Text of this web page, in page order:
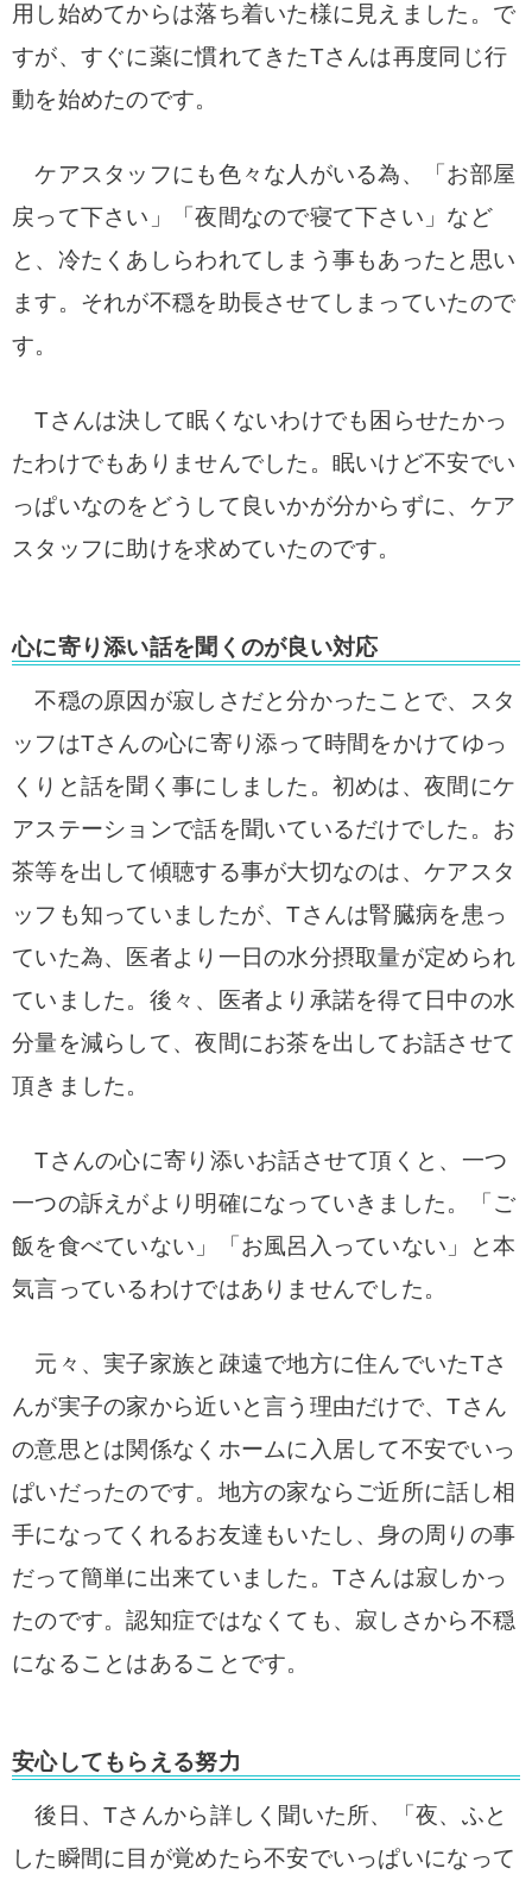
用し始めてからは落ち着いた様に見えました。で
すが、すぐに薬に慣れてきたTさんは再度同じ行
動を始めたのです。
ケアスタッフにも色々な人がいる為、「お部屋
戻って下さい」「夜間なので寝て下さい」など
と、冷たくあしらわれてしまう事もあったと思い
ます。それが不穏を助長させてしまっていたので
す。
Tさんは決して眠くないわけでも困らせたかっ
たわけでもありませんでした。眠いけど不安でい
っぱいなのをどうして良いかが分からずに、ケア
スタッフに助けを求めていたのです。
心に寄り添い話を聞くのが良い対応
不穏の原因が寂しさだと分かったことで、スタ
ッフはTさんの心に寄り添って時間をかけてゆっ
くりと話を聞く事にしました。初めは、夜間にケ
アステーションで話を聞いているだけでした。お
茶等を出して傾聴する事が大切なのは、ケアスタ
ッフも知っていましたが、Tさんは腎臓病を患っ
ていた為、医者より一日の水分摂取量が定められ
ていました。後々、医者より承諾を得て日中の水
分量を減らして、夜間にお茶を出してお話させて
頂きました。
Tさんの心に寄り添いお話させて頂くと、一つ
一つの訴えがより明確になっていきました。「ご
飯を食べていない」「お風呂入っていない」と本
気言っているわけではありませんでした。
元々、実子家族と疎遠で地方に住んでいたTさ
んが実子の家から近いと言う理由だけで、Tさん
の意思とは関係なくホームに入居して不安でいっ
ぱいだったのです。地方の家ならご近所に話し相
手になってくれるお友達もいたし、身の周りの事
だって簡単に出来ていました。Tさんは寂しかっ
たのです。認知症ではなくても、寂しさから不穏
になることはあることです。
安心してもらえる努力
後日、Tさんから詳しく聞いた所、「夜、ふと
した瞬間に目が覚めたら不安でいっぱいになって